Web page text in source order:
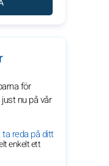
för
nu på vår
reda på ditt
enkelt ett